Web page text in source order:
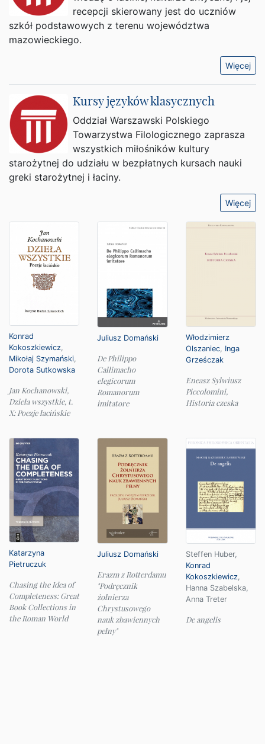
Konrad
Kokoszkiewicz,
Mikołaj Szymański,
Dorota Sutkowska
Jan Kochanowski,
Dzieła wszystkie, t.
X: Poezje łacińskie
Juliusz Domański
De Philippo
Callimacho
elegicorum
Romanorum
imitatore
Włodzimierz
Olszaniec, Inga
Grześczak
Eneasz Sylwiusz
Piccolomini,
Historia czeska
Katarzyna
Pietruczuk
Chasing the Idea of
Completeness: Great
Book Collections in
the Roman World
Juliusz Domański
Erazm z Rotterdamu
"Podręcznik
żołnierza
Chrystusowego
nauk zbawiennych
pełny"
Steffen Huber,
Konrad
Kokoszkiewicz,
Hanna Szabelska,
Anna Treter
De angelis
recepcji skierowany jest do uczniów
szkół podstawowych z terenu województwa
mazowieckiego.
Więcej
Kursy języków klasycznych
Oddział Warszawski Polskiego
Towarzystwa Filologicznego zaprasza
wszystkich miłośników kultury
starożytnej do udziału w bezpłatnych kursach nauki
greki starożytnej i łaciny.
Więcej